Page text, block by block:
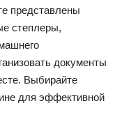
представлены
степлеры,
документы
Выбирайте
для эффективной